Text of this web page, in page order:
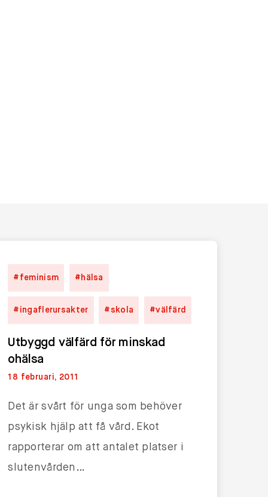
#feminism #hälsa
#ingaflerursakter #skola #välfärd
Utbyggd välfärd för minskad
ohälsa
18 februari, 2011
Det är svårt för unga som behöver
psykisk hjälp att få vård. Ekot
rapporterar om att antalet platser i
slutenvården…